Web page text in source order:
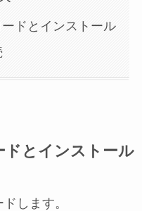
ードとインストール
ドとインストール
します。